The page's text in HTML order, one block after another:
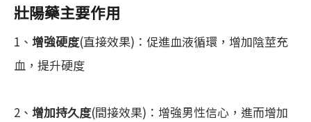
壯陽藥主要作用
1、 增強硬度(直接效果)：促進血液循環，增加陰莖充
血，提升硬度
2、 增加持久度(間接效果)：增強男性信心，進而增加